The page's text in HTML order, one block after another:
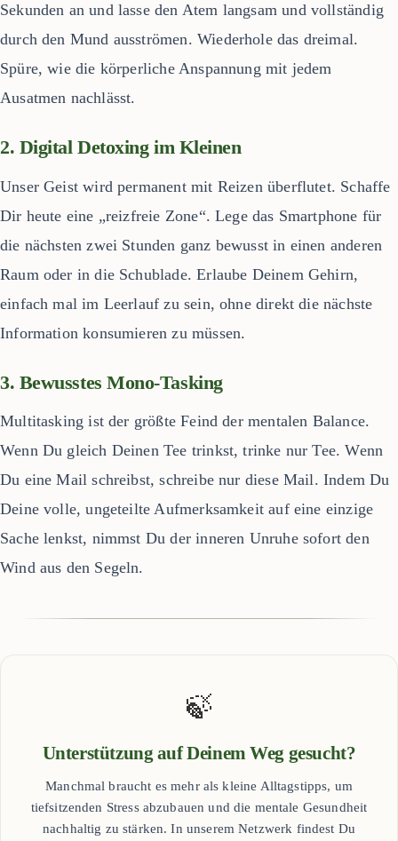
Sekunden an und lasse den Atem langsam und vollständig
durch den Mund ausströmen. Wiederhole das dreimal.
Spüre, wie die körperliche Anspannung mit jedem
Ausatmen nachlässt.
2. Digital Detoxing im Kleinen
Unser Geist wird permanent mit Reizen überflutet. Schaffe
Dir heute eine „reizfreie Zone“. Lege das Smartphone für
die nächsten zwei Stunden ganz bewusst in einen anderen
Raum oder in die Schublade. Erlaube Deinem Gehirn,
einfach mal im Leerlauf zu sein, ohne direkt die nächste
Information konsumieren zu müssen.
3. Bewusstes Mono-Tasking
Multitasking ist der größte Feind der mentalen Balance.
Wenn Du gleich Deinen Tee trinkst, trinke nur Tee. Wenn
Du eine Mail schreibst, schreibe nur diese Mail. Indem Du
Deine volle, ungeteilte Aufmerksamkeit auf eine einzige
Sache lenkst, nimmst Du der inneren Unruhe sofort den
Wind aus den Segeln.
🍃
Unterstützung auf Deinem Weg gesucht?
Manchmal braucht es mehr als kleine Alltagstipps, um
tiefsitzenden Stress abzubauen und die mentale Gesundheit
nachhaltig zu stärken. In unserem Netzwerk findest Du